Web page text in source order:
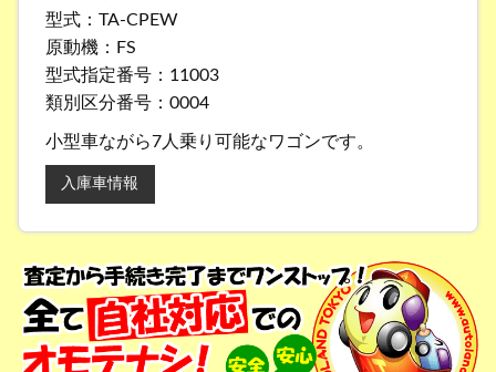
型式：TA-CPEW
原動機：FS
型式指定番号：11003
類別区分番号：0004
小型車ながら7人乗り可能なワゴンです。
入庫車情報